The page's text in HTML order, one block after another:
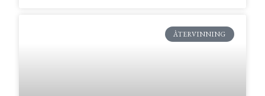
ÅTERVINNING